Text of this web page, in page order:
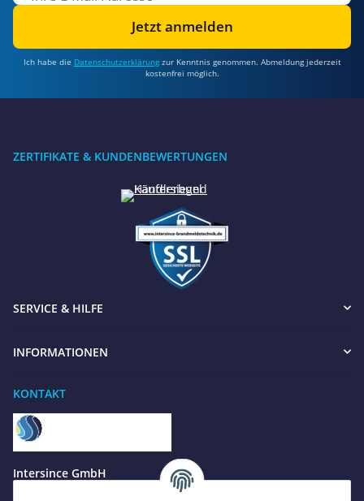
Wir sind gerne für Sie da
Jetzt anrufen
+49 8679 984969 - 0
werktags Mo–Fr 8:30–17:00 Uhr
Jetzt anmelden
Ich habe die Datenschutzerklärungzur Kenntnis genommen. Abmeldung jederzeit
kostenfrei möglich.
ZERTIFIKATE & KUNDENBEWERTUNGEN
SERVICE & HILFE
INFORMATIONEN
KONTAKT
Intersince GmbH